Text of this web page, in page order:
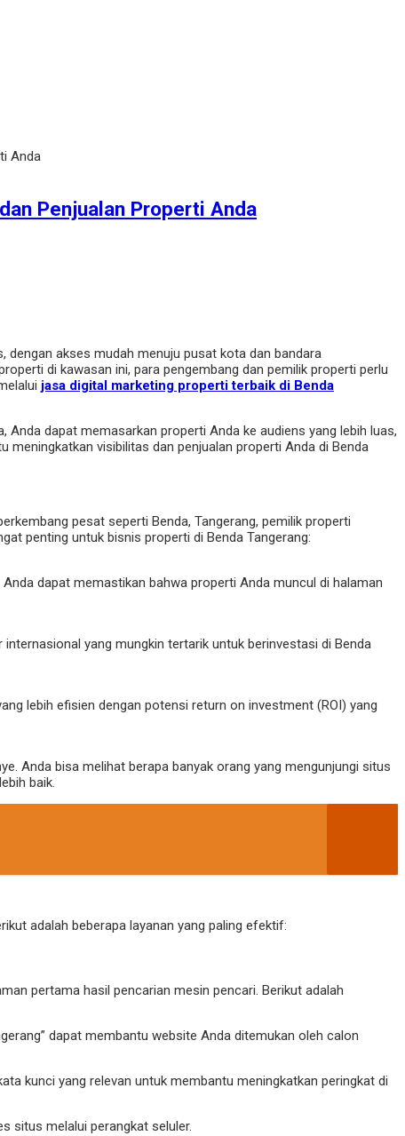
Anda
Penjualan Properti Anda
dengan akses mudah menuju pusat kota dan bandara
di kawasan ini, para pengembang dan pemilik properti perlu
jasa digital marketing properti terbaik di Benda
dapat memasarkan properti Anda ke audiens yang lebih luas,
meningkatkan visibilitas dan penjualan properti Anda di Benda
pesat seperti Benda, Tangerang, pemilik properti
penting untuk bisnis properti di Benda Tangerang:
dapat memastikan bahwa properti Anda muncul di halaman
yang mungkin tertarik untuk berinvestasi di Benda
lebih efisien dengan potensi return on investment (ROI) yang
Anda bisa melihat berapa banyak orang yang mengunjungi situs
baik.
adalah beberapa layanan yang paling efektif:
pertama hasil pencarian mesin pencari. Berikut adalah
dapat membantu website Anda ditemukan oleh calon
kunci yang relevan untuk membantu meningkatkan peringkat di
situs melalui perangkat seluler.